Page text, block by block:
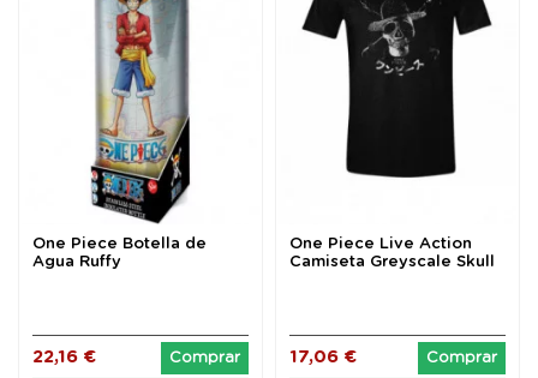
One Piece Botella de
Agua Ruffy
22,16 € Comprar
One Piece Live Action
Camiseta Greyscale Skull
17,06 € Comprar